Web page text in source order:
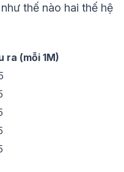
thế nào hai thế hệ
ra (mỗi 1M)